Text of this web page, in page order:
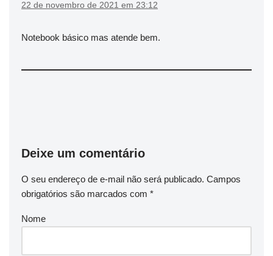
22 de novembro de 2021 em 23:12
Notebook básico mas atende bem.
Deixe um comentário
O seu endereço de e-mail não será publicado. Campos
obrigatórios são marcados com *
Nome